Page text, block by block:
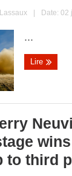
| Date: 02
...
Lire
to third